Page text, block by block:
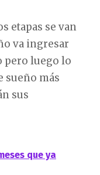
etapas se van
va ingresar
pero luego lo
sueño más
sus
que ya